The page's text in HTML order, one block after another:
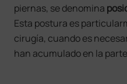
piernas, se denomina
Esta postura es
cirugía, cuando es
han acumulado en la